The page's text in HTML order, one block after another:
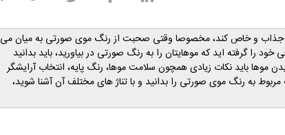
جذاب و خاص کند، مخصوصا وقتی صحبت از رنگ موی صورتی به میان می
را گرفته اید که موهایتان را به رنگ صورتی در بیاورید، باید بدانید
موها باید نکات زیادی همچون سلامت موها، رنگ پایه، انتخاب آرایشگر
به رنگ موی صورتی را بدانید و با تناژ های مختلف آن آشنا شوید،